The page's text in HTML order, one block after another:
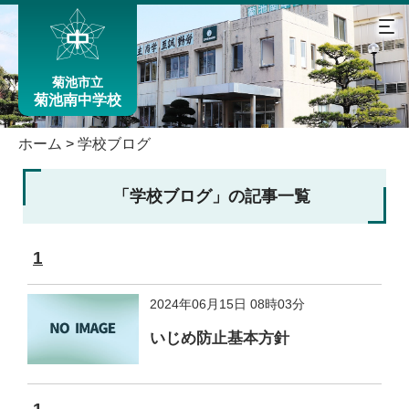
菊池市立
菊池南中学校
ホーム > 学校ブログ
「学校ブログ」の記事一覧
1
2024年06月15日 08時03分
いじめ防止基本方針